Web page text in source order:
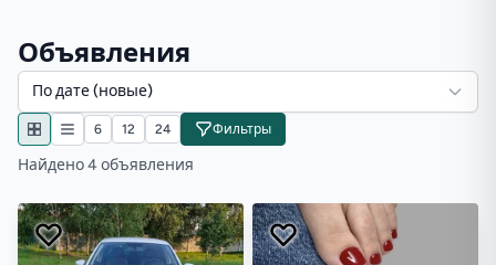
Объявления
По дате (новые)
6 12 24 Фильтры
Найдено 4 объявления